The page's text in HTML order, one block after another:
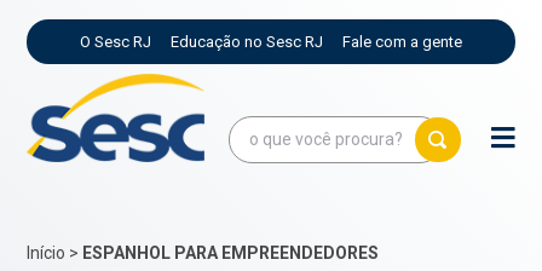
O Sesc RJ Educação no Sesc RJ Fale com a gente
Início > ESPANHOL PARA EMPREENDEDORES